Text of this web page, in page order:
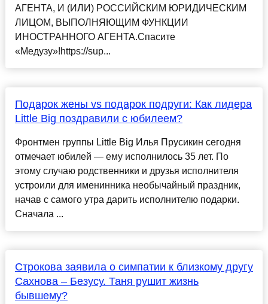
АГЕНТА, И (ИЛИ) РОССИЙСКИМ ЮРИДИЧЕСКИМ
ЛИЦОМ, ВЫПОЛНЯЮЩИМ ФУНКЦИИ
ИНОСТРАННОГО АГЕНТА.Спасите
«Медузу»!https://sup...
Подарок жены vs подарок подруги: Как лидера
Little Big поздравили с юбилеем?
Фронтмен группы Little Big Илья Прусикин сегодня
отмечает юбилей — ему исполнилось 35 лет. По
этому случаю родственники и друзья исполнителя
устроили для именинника необычайный праздник,
начав с самого утра дарить исполнителю подарки.
Сначала ...
Строкова заявила о симпатии к близкому другу
Сахнова – Безусу. Таня рушит жизнь
бывшему?